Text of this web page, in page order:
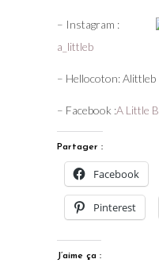
– Instagram :
a_littleb
– Hellocoton: Alittleb
– Facebook :A Little B
Partager :
Facebook
Pinterest
J’aime ça :